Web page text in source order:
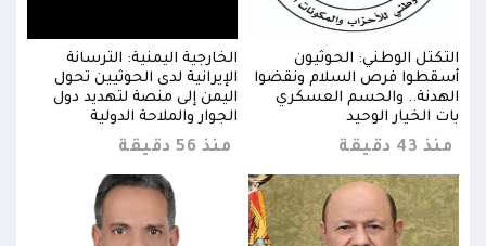
التكتل الوطني: الحوثيون
أسقطوا فرص السلام ونقضوا
الهدنة.. والحسم العسكري
بات الخيار الوحيد
منذ 43 دقيقة
الخارجية اليمنية: الترسانة
الإيرانية لدى الحوثيين تحول
اليمن إلى منصة لتهديد دول
الجوار والملاحة الدولية
منذ 56 دقيقة